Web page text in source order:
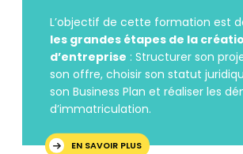
L’objectif de cette formation est
les grandes étapes de la
d’entreprise : Structurer son
son offre, choisir son statut
son Business Plan et réaliser les
d’immatriculation.
EN SAVOIR PLUS